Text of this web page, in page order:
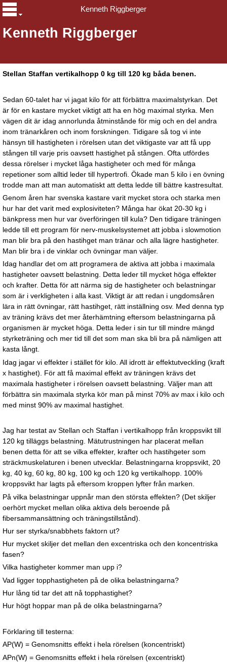
Kenneth Riggberger
Kenneth Riggberger
Stellan Staffan vertikalhopp 0 kg till 120 kg båda benen.
Sedan 60-talet har vi jagat kilo för att förbättra maximalstyrkan. Det
är för en kastare mycket viktigt att ha en hög maximal styrka. Men
vägen dit är idag annorlunda åtminstånde för mig och en del andra
inom tränarkåren och inom forskningen. Tidigare så tog vi inte
hänsyn till hastigheten i rörelsen utan det viktigaste var att få upp
stången till varje pris oavsett hastighet på stången. Ofta utfördes
dessa rörelser i mycket låga hastigheter och med för många
repetioner som alltid leder till hypertrofi. Ökade man 5 kilo i en övning
trodde man att man automatiskt att detta ledde till bättre kastresultat.
Genom åren har svenska kastare varit mycket stora och starka men
hur har det varit med explosiviteten? Många har ökat 20-30 kg i
bänkpress men hur var överföringen till kula? Den tidigare träningen
ledde till ett program för nerv-muskelsystemet att jobba i slowmotion
man blir bra på den hastihget man tränar och alla lägre hastigheter.
Man blir bra i de vinklar och övningar man väljer.
Idag handlar det om att programera de aktiva att jobba i maximala
hastigheter oavsett belastning. Detta leder till mycket höga effekter
och krafter. Detta för att närma sig de hastigheter och belastningar
som är i verkligheten i alla kast. Viktigt är att redan i ungdomsåren
lära in rätt övningar, rätt hastihget, rätt inställning osv. Med denna typ
av träning krävs det mer återhämtning eftersom belastningarna på
organismen är mycket höga. Detta leder i sin tur till mindre mängd
styrketräning och mer tid till det som man ska bli bra på nämligen att
kasta långt.
Idag jagar vi effekter i stället för kilo. All idrott är effektutveckling (kraft
x hastighet). För att få maximal effekt av träningen krävs det
maximala hastigheter i rörelsen oavsett belastning. Väljer man att
förbättra sin maximala styrka kör man på minst 70% av max i kilo och
med minst 90% av maximal hastighet.
Jag har testat av Stellan och Staffan i vertikalhopp från kroppsvikt till
120 kg tilläggs belastning. Mätutrustningen har placerat mellan
benen detta för att se vilka effekter, krafter och hastihgeter som
sträckmuskelaturen i benen utvecklar. Belastningarna kroppsvikt, 20
kg, 40 kg, 60 kg, 80 kg, 100 kg och 120 kg vertikalhopp. 100%
kroppsvikt har lagts på eftersom kroppen lyfter från marken.
På vilka belastningar uppnår man den största effekten? (Det skiljer
oerhört mycket mellan olika aktiva dels beroende på
fibersammansättning och träningstillstånd).
Hur ser styrka/snabbhets faktorn ut?
Hur mycket skiljer det mellan den excentriska och den koncentriska
fasen?
Vilka hastigheter kommer man upp i?
Vad ligger topphastigheten på de olika belastningarna?
Hur lång tid tar det att nå topphastighet?
Hur högt hoppar man på de olika belastningarna?
Förklaring till testerna:
AP(W) = Genomsnitts effekt i hela rörelsen (koncentriskt)
APn(W) = Genomsnitts effekt i hela rörelsen (excentriskt)